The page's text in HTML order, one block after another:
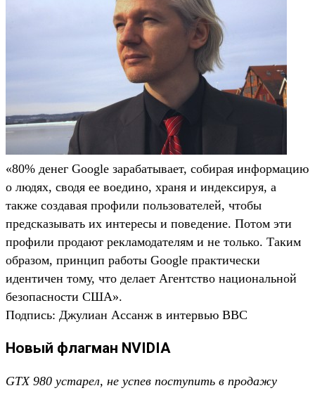
«80% денег Google зарабатывает, собирая информацию
о людях, сводя ее воедино, храня и индексируя, а
также создавая профили пользователей, чтобы
предсказывать их интересы и поведение. Потом эти
профили продают рекламодателям и не только. Таким
образом, принцип работы Google практически
идентичен тому, что делает Агентство национальной
безопасности США».
Подпись: Джулиан Ассанж в интервью BBC
Новый флагман NVIDIA
GTX 980 устарел, не успев поступить в продажу